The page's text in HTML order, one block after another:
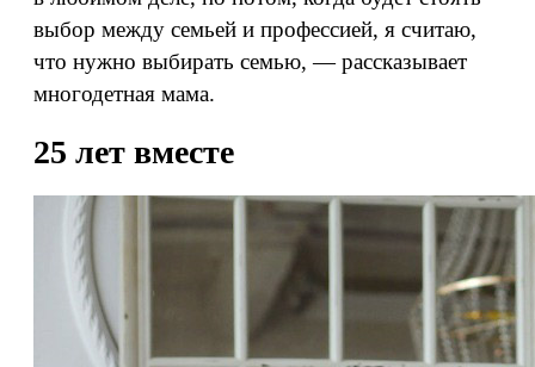
выбор между семьей и профессией, я считаю,
что нужно выбирать семью, — рассказывает
многодетная мама.
25 лет вместе